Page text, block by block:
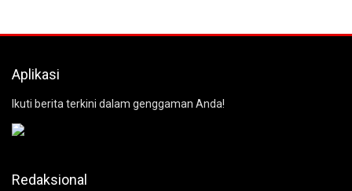
Aplikasi
Ikuti berita terkini dalam genggaman Anda!
Redaksional